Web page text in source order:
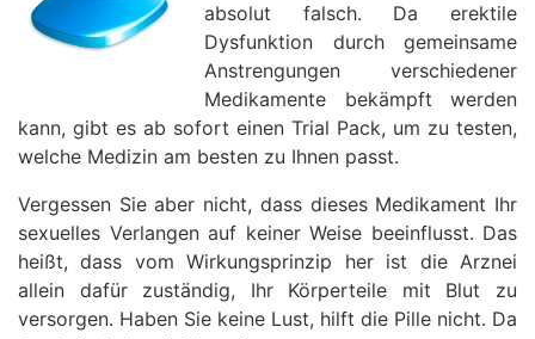
absolut falsch. Da erektile
Dysfunktion durch gemeinsame
Anstrengungen verschiedener
Medikamente bekämpft werden
kann, gibt es ab sofort einen Trial Pack, um zu testen,
welche Medizin am besten zu Ihnen passt.
Vergessen Sie aber nicht, dass dieses Medikament Ihr
sexuelles Verlangen auf keiner Weise beeinflusst. Das
heißt, dass vom Wirkungsprinzip her ist die Arznei
allein dafür zuständig, Ihr Körperteile mit Blut zu
versorgen. Haben Sie keine Lust, hilft die Pille nicht. Da